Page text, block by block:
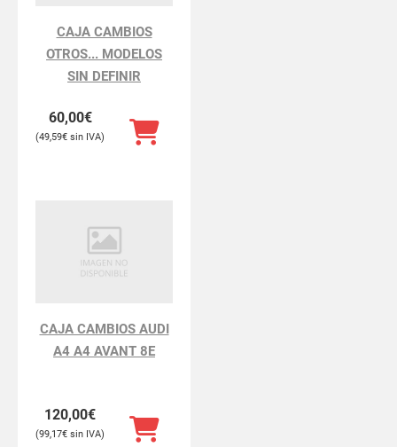
CAJA CAMBIOS
OTROS... MODELOS
SIN DEFINIR
60,00€
49,59€
CAJA CAMBIOS AUDI
A4 A4 AVANT 8E
120,00€
99,17€